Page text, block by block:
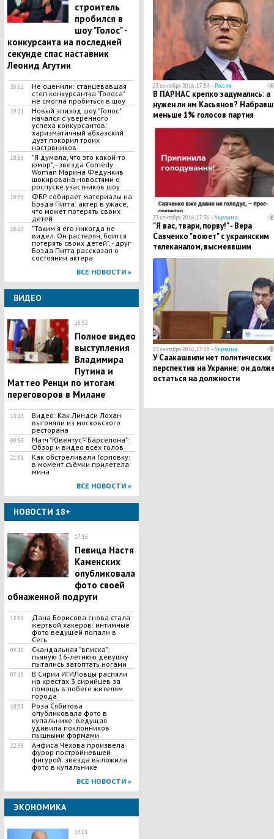
строитель
пробился в
шоу "Голос" -
конкурсанта на последней
секунде спас наставник
Леонид Агутин
20:02
Не оценили: станцевавшая
степ конкурсантка "Голоса"
не смогла пробиться в шоу
19:21
Новый эпизод шоу "Голос"
начался с уверенного
успеха конкурсантов:
харизматичный абхазский
дуэт покорил троих
наставников
18:56
"Я думала, что это какой-то
юмор", - звезда Comedy
Woman Марина Федункив
шокирована новостями о
роспуске участников шоу
18:35
ФБР собирает материалы на
Брэда Питта: актер в ужасе,
что может потерять своих
детей
18:23
"Таким я его никогда не
видел. Он растерян, боится
потерять своих детей", - друг
Брэда Питта рассказал о
состоянии актера
ВСЕ НОВОСТИ »
ВИДЕО
16:52
Полное видео
выступления
Владимира
Путина и
Маттео Ренци по итогам
переговоров в Милане
13:13
Видео: Как Линдси Лохан
выгоняли из московского
ресторана
00:53
Матч "Ювентус"-"Барселона":
Обзор и видео всех голов
21:51
Как обстреливали Горловку:
в момент съёмки прилетела
мина
ВСЕ НОВОСТИ »
НОВОСТИ 18+
17:15
Певица Настя
Каменских
опубликовала
фото своей
обнаженной подруги
15:59
Дана Борисова снова стала
жертвой хакеров: интимные
фото ведущей попали в
Сеть
09:10
Скандальная "вписка":
пьяную 16-летнюю девушку
пытались затоптать ногами
07:10
В Сирии ИГИЛовцы распяли
на крестах 3 сирийцев за
помощь в побеге жителям
города
18:03
Роза Сябитова
опубликовала фото в
купальнике: ведущая
удивила поклонников
пышными формами
22:55
Анфиса Чехова произвела
фурор постройневшей
фигурой: звезда выложила
фото в купальнике
ВСЕ НОВОСТИ »
ЭКОНОМИКА
19:01
23 сентября 2016, 17:54 —Россия
В ПАРНАС крепко задумались: а
нужен ли им Касьянов?
меньше 1% голосов партия
собирается сменить лидера
23 сентября 2016, 17:36 —Украина
"Я вас, твари, порву!" - Вера
Савченко "воюет" с украинским
телеканалом, высмеявшим
голодовку сестры
23 сентября 2016, 17:19 —Украина
У Саакашвили нет политических
перспектив на Украине: он
остаться на должности